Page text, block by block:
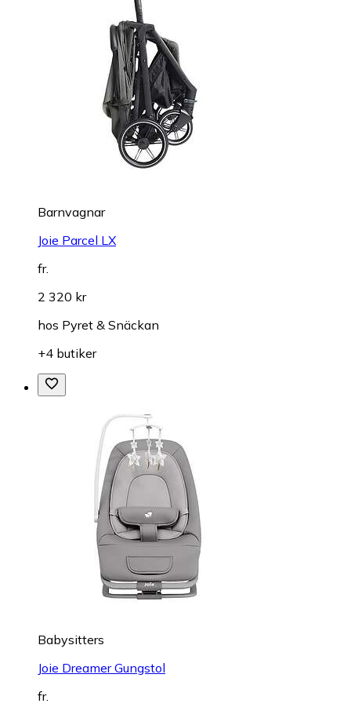
Barnvagnar
Joie Parcel LX
fr.
2 320 kr
hos Pyret & Snäckan
+4 butiker
Babysitters
Joie Dreamer Gungstol
fr.